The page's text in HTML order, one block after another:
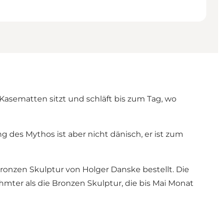
sitzt und schläft bis zum Tag, wo
des Mythos ist aber nicht dänisch, er ist zum
Skulptur von Holger Danske bestellt. Die
als die Bronzen Skulptur, die bis Mai Monat